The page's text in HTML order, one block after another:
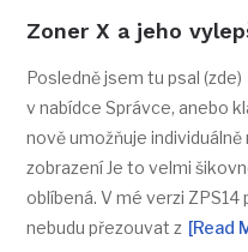
Zoner X a jeho
Posledně jsem tu psal
v nabídce Správce, anebo
nově umožňuje
zobrazení Je to velmi
oblíbená. V mé verzi
nebudu přezouvat z [Read